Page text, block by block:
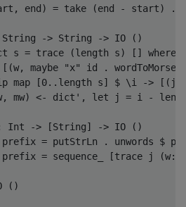
end) = take (end - start) .
String -> String -> IO ()
s = trace (length s) [] where
maybe "x" id . wordToMorse
map [0..length s] $ \i -> [(j,
mw) <- dict', let j = i -
Int -> [String] -> IO ()
= putStrLn . unwords $
= sequence_ [trace j
()